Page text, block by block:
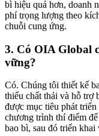
bì hiệu quả hơn, doanh
phí trọng lượng theo
chuỗi cung ứng.
​3. Có OIA Global
vững?
Có. Chúng tôi thiết kế
thiểu chất thải và hỗ trợ
được mục tiêu phát
chương trình thí điểm
bao bì, sau đó triển